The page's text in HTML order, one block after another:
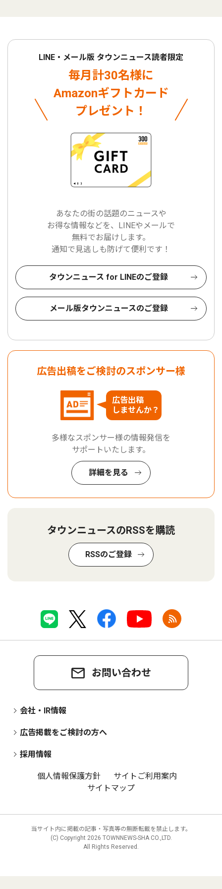
LINE・メール版 タウンニュース読者限定
毎月計30名様に
Amazonギフトカード
プレゼント！
あなたの街の話題のニュースや
お得な情報などを、LINEやメールで
無料でお届けします。
通知で見逃しも防げて便利です！
タウンニュース for LINEのご登録
メール版タウンニュースのご登録
広告出稿をご検討のスポンサー様
広告出稿
しませんか？
多様なスポンサー様の情報発信を
サポートいたします。
詳細を見る
タウンニュースのRSSを購読
RSSのご登録
お問い合わせ
会社・IR情報
広告掲載をご検討の方へ
採用情報
個人情報保護方針
サイトご利用案内
サイトマップ
当サイト内に掲載の記事・写真等の無断転載を禁止します。
(C) Copyright 2026 TOWNNEWS-SHA CO.,LTD.
All Rights Reserved.